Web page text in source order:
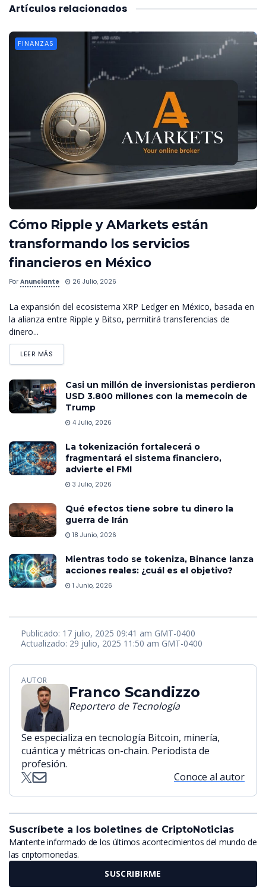
relacionados
Artículos
FINANZAS
Cómo Ripple y AMarkets están
transformando los servicios
financieros en México
Por Anunciante 26 Julio, 2026
La expansión del ecosistema XRP Ledger en México, basada en
la alianza entre Ripple y Bitso, permitirá transferencias de
dinero...
LEER MÁS
Casi un millón de inversionistas perdieron
USD 3.800 millones con la memecoin de
Trump
4 Julio, 2026
La tokenización fortalecerá o
fragmentará el sistema financiero,
advierte el FMI
3 Julio, 2026
Qué efectos tiene sobre tu dinero la
guerra de Irán
18 Junio, 2026
Mientras todo se tokeniza, Binance lanza
acciones reales: ¿cuál es el objetivo?
1 Junio, 2026
Publicado: 17 julio, 2025 09:41 am GMT-0400
Actualizado: 29 julio, 2025 11:50 am GMT-0400
AUTOR
Franco Scandizzo
Reportero de Tecnología
Se especializa en tecnología Bitcoin, minería,
cuántica y métricas on-chain. Periodista de
profesión.
Conoce al autor
Suscríbete a los boletines de CriptoNoticias
Mantente informado de los últimos acontecimientos del mundo de
las criptomonedas.
SUSCRIBIRME